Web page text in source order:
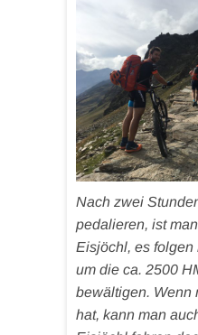
Nach zwei
pedalieren, ist
Eisjöchl, es folgen
um die ca. 2500
bewältigen. Wenn
hat, kann man